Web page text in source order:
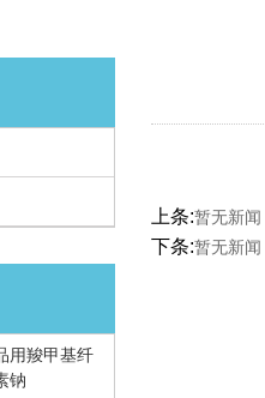
用羧甲基纤
钠
上条:暂无新闻
下条:暂无新闻